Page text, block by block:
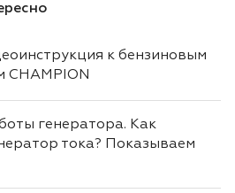
к бензиновым
CHAMPION
генератора. Как
тока? Показываем